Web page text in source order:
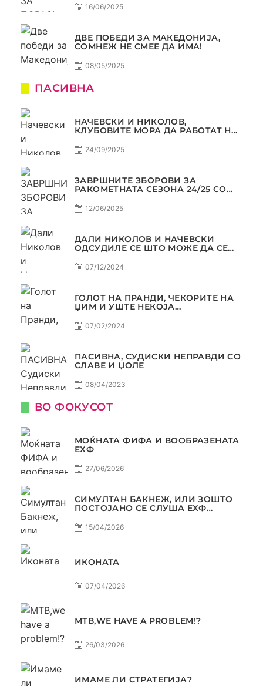
16/06/2025
ДВЕ ПОБЕДИ ЗА МАКЕДОНИЈА,
СОМНЕЖ НЕ СМЕЕ ДА ИМА!
08/05/2025
ПАСИВНА
НАЧЕВСКИ И НИКОЛОВ,
КЛУБОВИТЕ МОРА ДА РАБОТАТ НА
С5Е2 ПАСИВНА
24/09/2025
ЗАВРШНИТЕ ЗБОРОВИ ЗА
РАКОМЕТНАТА СЕЗОНА 24/25 СО
С4Е11
12/06/2025
ДАЛИ НИКОЛОВ И НАЧЕВСКИ
ОДСУДИЛЕ СЕ ШТО МОЖЕ ДА СЕ
07/12/2024
ГОЛОТ НА ПРАНДИ, ЧЕКОРИТЕ НА
ЏИМ И УШТЕ НЕКОЈА
САМО РАКОМЕТ
07/02/2024
ПАСИВНА, СУДИСКИ НЕПРАВДИ СО
СЛАВЕ И ЏОЛЕ
08/04/2023
ВО ФОКУСОТ
МОЌНАТА ФИФА И ВООБРАЗЕНАТА
ЕХФ
27/06/2026
СИМУЛТАН БАКНЕЖ, ИЛИ ЗОШТО
ПОСТОЈАНО СЕ СЛУША ЕХФ
15/04/2026
ИКОНАТА
07/04/2026
МТВ,WE HAVE A PROBLEM!?
26/03/2026
ИМАМЕ ЛИ СТРАТЕГИЈА?